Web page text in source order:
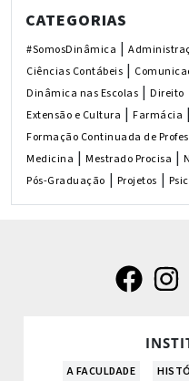
CATEGORIAS
#SomosDinâmica |
Ciências Contábeis |
Dinâmica nas Escolas | Direito
Extensão e Cultura | Farmácia |
Formação Continuada de
Medicina | Mestrado Procisa |
Pós-Graduação | Projetos |
A FACULDADE